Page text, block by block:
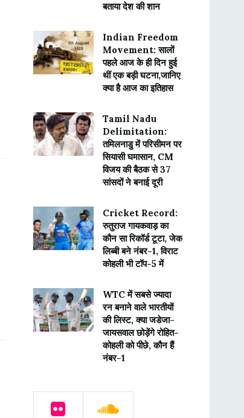
बताया देश की शान
Indian Freedom
Movement: सालों
पहले आज के ही दिन हुई
थीं एक बड़ी घटना,जानिए
क्या है आज का इतिहास
Tamil Nadu
Delimitation:
तमिलनाडु में परिसीमन पर
सियासी घमासान, CM
विजय की बैठक से 37
सांसदों ने बनाई दूरी
Cricket Record:
रुतुराज गायकवाड़ का
कौन सा रिकॉर्ड टूटा, जेक
लिब्बी बने नंबर-1, विराट
कोहली भी टॉप-5 में
WTC में सबसे ज्यादा
रन बनाने वाले भारतीयों
की लिस्ट, क्या जडेजा-
जायसवाल छोड़ेंगे रोहित-
कोहली को पीछे, कौन हैं
नंबर-1